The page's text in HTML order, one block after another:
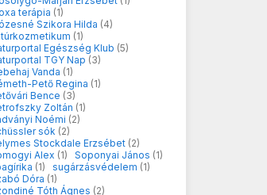
terápia (1)
Szikora Hilda (4)
(1)
Egészség Klub (5)
TGY Nap (3)
Vanda (1)
Pető Regina (1)
Bence (3)
Zoltán (1)
Noémi (2)
sók (2)
Stockdale Erzsébet (2)
Alex (1) Soponyai János (1)
(1) sugárzásvédelem (1)
Dóra (1)
Tóth Ágnes (2)